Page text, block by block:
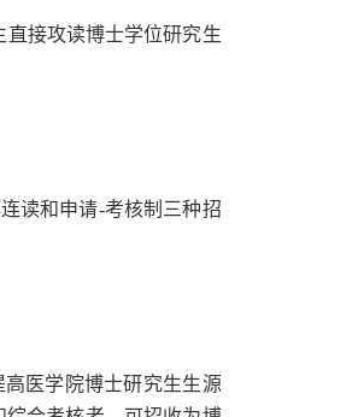
直接攻读博士学位研究生
读和申请-考核制三种招
医学院博士研究生生源